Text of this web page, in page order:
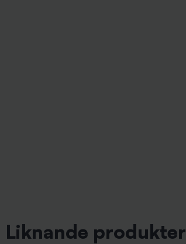
Liknande produkter